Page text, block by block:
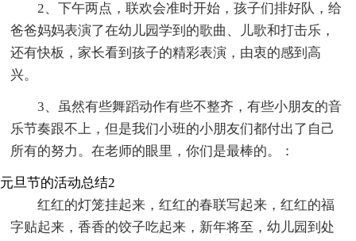
2、下午两点，联欢会准时开始，孩子们排好队，给
爸爸妈妈表演了在幼儿园学到的歌曲、儿歌和打击乐，
还有快板，家长看到孩子的精彩表演，由衷的感到高
兴。
3、虽然有些舞蹈动作有些不整齐，有些小朋友的音
乐节奏跟不上，但是我们小班的小朋友们都付出了自己
所有的努力。在老师的眼里，你们是最棒的。：
元旦节的活动总结2
红红的灯笼挂起来，红红的春联写起来，红红的福
字贴起来，香香的饺子吃起来，新年将至，幼儿园到处